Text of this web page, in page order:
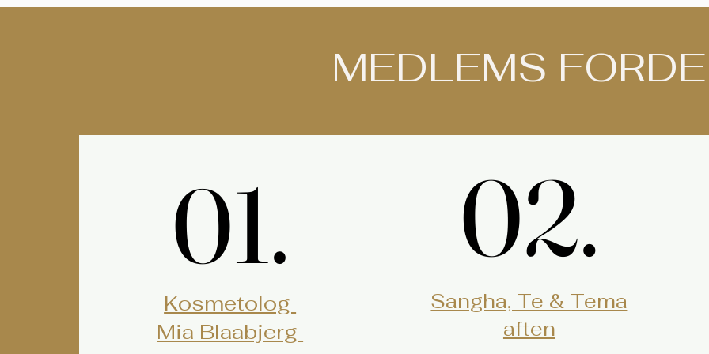
01.
01.
Kosmetolog
Mia Blaabjerg
02.
02.
Sangha, Te & Tema
aften
MEDLEMS